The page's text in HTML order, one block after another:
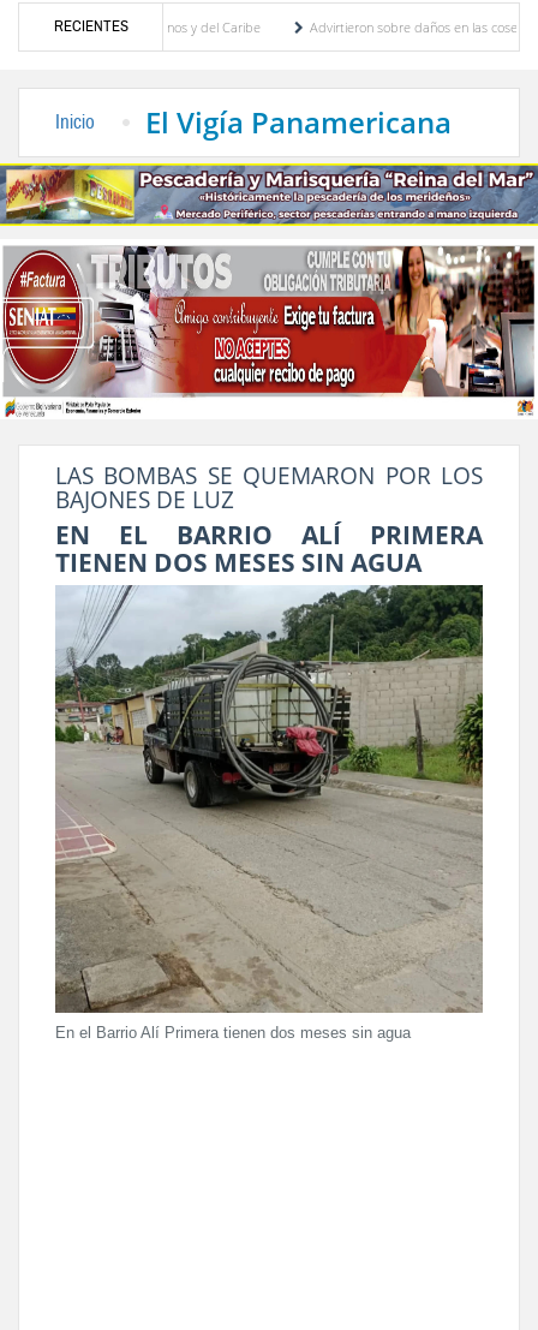
RECIENTES
Centroamericanos y del Caribe
Advirtieron sobre daños en las cosechas de
Inicio El Vigía Panamericana
LAS BOMBAS SE QUEMARON POR LOS
BAJONES DE LUZ
EN EL BARRIO ALÍ PRIMERA
TIENEN DOS MESES SIN AGUA
En el Barrio Alí Primera tienen dos meses sin agua